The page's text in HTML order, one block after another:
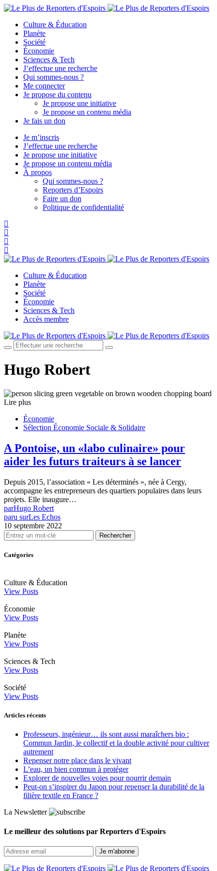
Culture & Éducation
Planète
Société
Économie
Sciences & Tech
J’effectue une recherche
Qui sommes-nous ?
Me connecter
Je propose du contenu
Je propose une initiative
Je propose un contenu média
Je fais un don
Je m’inscris
J’effectue une recherche
Je propose une initiative
Je propose un contenu média
À propos
Qui sommes-nous ?
Reporters d’Espoirs
Faire un don
Politique de confidentialité
Culture & Éducation
Planète
Société
Économie
Sciences & Tech
Accès membre
Hugo Robert
Lire plus
Économie
Sélection Économie Sociale & Solidaire
A Pontoise, un «labo culinaire» pour
aider les futurs traiteurs à se lancer
Depuis 2015, l’association « Les déterminés », née à Cergy,
accompagne les entrepreneurs des quartiers populaires dans leurs
projets. Elle inaugure…
parHugo Robert
paru surLes Echos
10 septembre 2022
Rechercher
Catégories
Culture & Éducation
View Posts
Économie
View Posts
Planète
View Posts
Sciences & Tech
View Posts
Société
View Posts
Articles récents
Professeurs, ingénieur… ils sont aussi maraîchers bio :
Commun Jardin, le collectif et la double activité pour cultiver
autrement
Repenser notre place dans le vivant
L’eau, un bien commun à protéger
Explorer de nouvelles voies pour nourrir demain
Peut‑on s’inspirer du Japon pour repenser la durabilité de la
filière textile en France ?
La Newsletter
Le meilleur des solutions par Reporters d'Espoirs